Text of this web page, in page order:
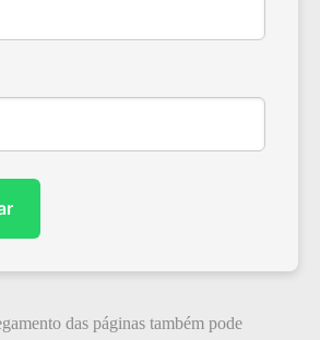
das páginas também pode